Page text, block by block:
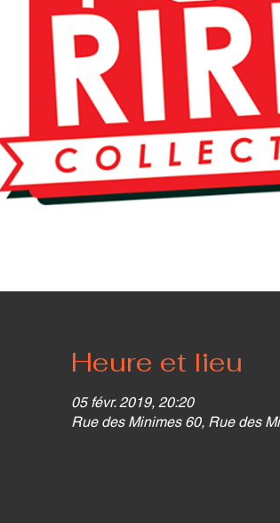
Heure et lieu
05 févr. 2019, 20:20
Rue des Minimes 60, Rue des